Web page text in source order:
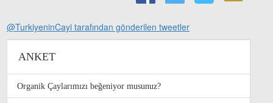
@TurkiyeninCayi tarafından gönderilen tweetler
ANKET
Organik Çaylarımızı beğeniyor musunuz?